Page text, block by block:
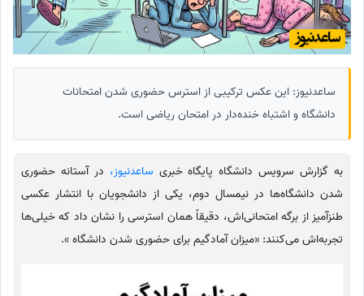
ساعدنیوز: این عکس ترکیبی از استرس حضوری شدن امتحانات
دانشگاه و اشتباه خنده‌دار در امتحان ریاضی است.
به گزارش سرویس دانشگاه پایگاه خبری ساعدنیوز، در آستانه حضوری
شدن دانشگاه‌ها در نیمسال دوم، یکی از دانشجویان با انتشار عکسی
طنزآمیز از برگه امتحانی‌اش، دقیقاً همان استرسی را نشان داد که خیلی‌ها
تجربه‌اش می‌کنند: «میزان آمادگیم برای حضوری شدن دانشگاه ».